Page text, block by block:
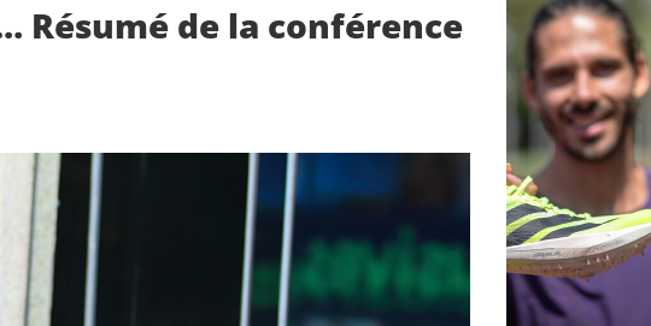
Résumé de la conférence